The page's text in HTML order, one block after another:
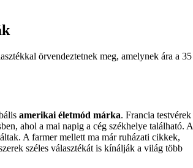
örvendeztetnek meg, amelynek ára a 35
amerikai életmód márka. Francia testvérek
ahol a mai napig a cég székhelye található. A
A farmer mellett ma már ruházati cikkek,
széles választékát is kínálják a világ több